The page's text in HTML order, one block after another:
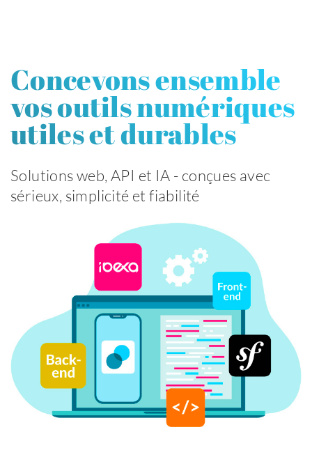
Concevons ensemble
vos outils numériques
utiles et durables
Solutions web, API et IA - conçues avec
sérieux, simplicité et fiabilité